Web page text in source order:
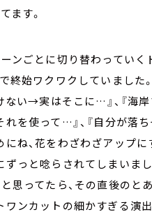
ます。
ンごとに切り替わってい
終始ワクワクしていまし
ない→実はそこに…』、『海
を使って…』、『自分が落
ね、花をわざわざアップ
っと唸らされてしまいま
思ってたら、その直後のとあ
ンカットの細かすぎる演